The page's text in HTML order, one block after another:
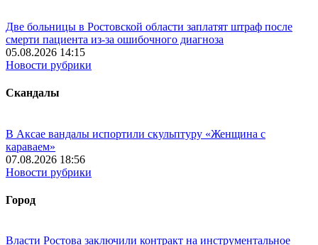
Две больницы в Ростовской области заплатят штраф после
смерти пациента из-за ошибочного диагноза
05.08.2026 14:15
Новости рубрики
Скандалы
В Аксае вандалы испортили скульптуру «Женщина с
караваем»
07.08.2026 18:56
Новости рубрики
Город
Власти Ростова заключили контракт на инструментальное